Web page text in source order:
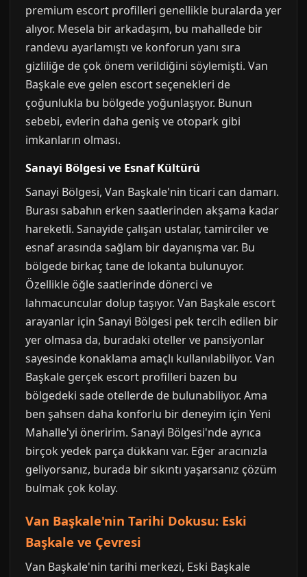
premium escort profilleri genellikle buralarda yer
alıyor. Mesela bir arkadaşım, bu mahallede bir
randevu ayarlamıştı ve konforun yanı sıra
gizliliğe de çok önem verildiğini söylemişti. Van
Başkale eve gelen escort seçenekleri de
çoğunlukla bu bölgede yoğunlaşıyor. Bunun
sebebi, evlerin daha geniş ve otopark gibi
imkanların olması.
Sanayi Bölgesi ve Esnaf Kültürü
Sanayi Bölgesi, Van Başkale'nin ticari can damarı.
Burası sabahın erken saatlerinden akşama kadar
hareketli. Sanayide çalışan ustalar, tamirciler ve
esnaf arasında sağlam bir dayanışma var. Bu
bölgede birkaç tane de lokanta bulunuyor.
Özellikle öğle saatlerinde dönerci ve
lahmacuncular dolup taşıyor. Van Başkale escort
arayanlar için Sanayi Bölgesi pek tercih edilen bir
yer olmasa da, buradaki oteller ve pansiyonlar
sayesinde konaklama amaçlı kullanılabiliyor. Van
Başkale gerçek escort profilleri bazen bu
bölgedeki sade otellerde de bulunabiliyor. Ama
ben şahsen daha konforlu bir deneyim için Yeni
Mahalle'yi öneririm. Sanayi Bölgesi'nde ayrıca
birçok yedek parça dükkanı var. Eğer aracınızla
geliyorsanız, burada bir sıkıntı yaşarsanız çözüm
bulmak çok kolay.
Van Başkale'nin Tarihi Dokusu: Eski
Başkale ve Çevresi
Van Başkale'nin tarihi merkezi, Eski Başkale